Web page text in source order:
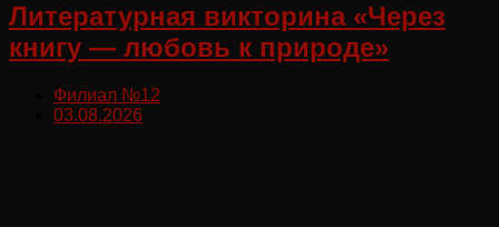
Литературная викторина «Через
книгу — любовь к природе»
Филиал №12
03.08.2026